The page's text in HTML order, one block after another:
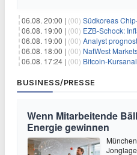
06.08. 20:00 | (00) Südkoreas Chip-Giganten
06.08. 19:00 | (00) EZB-Schock: Inflation
06.08. 19:00 | (00) Analyst prognostiziert
06.08. 18:00 | (00) NatWest Markets trotzt
06.08. 17:24 | (00) Bitcoin-Kursanalyse: BTC kämpft
BUSINESS/PRESSE
Wenn Mitarbeitende
Energie gewinnen